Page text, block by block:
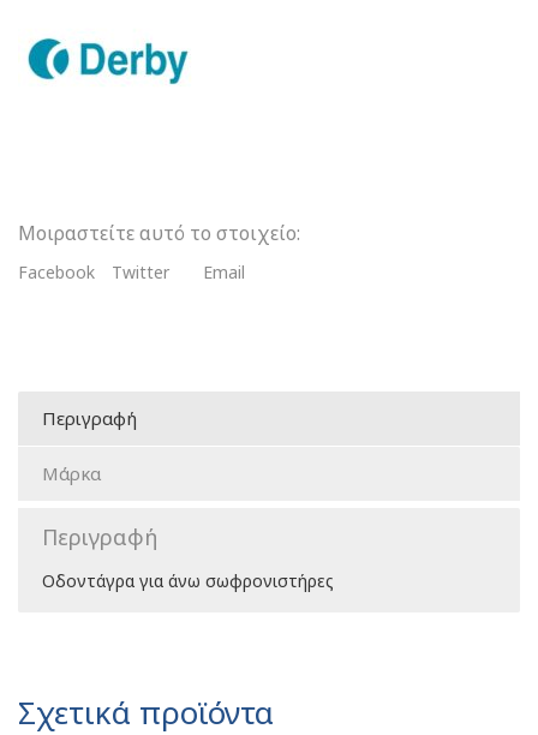
ποσότητα
Μοιραστείτε αυτό το στοιχείο:
Facebook Twitter Email
Περιγραφή
Μάρκα
Περιγραφή
Οδοντάγρα για άνω σωφρονιστήρες
Σχετικά προϊόντα